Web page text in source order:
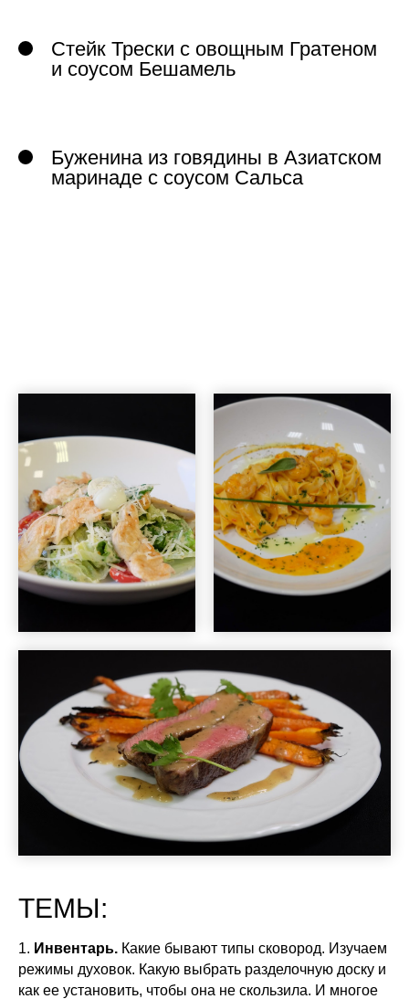
Стейк Трески с овощным Гратеном
и соусом Бешамель
Буженина из говядины в Азиатском
маринаде с соусом Сальса
ТЕМЫ:
1. Инвентарь. Какие бывают типы сковород. Изучаем
режимы духовок. Какую выбрать разделочную доску и
как ее установить, чтобы она не скользила. И многое